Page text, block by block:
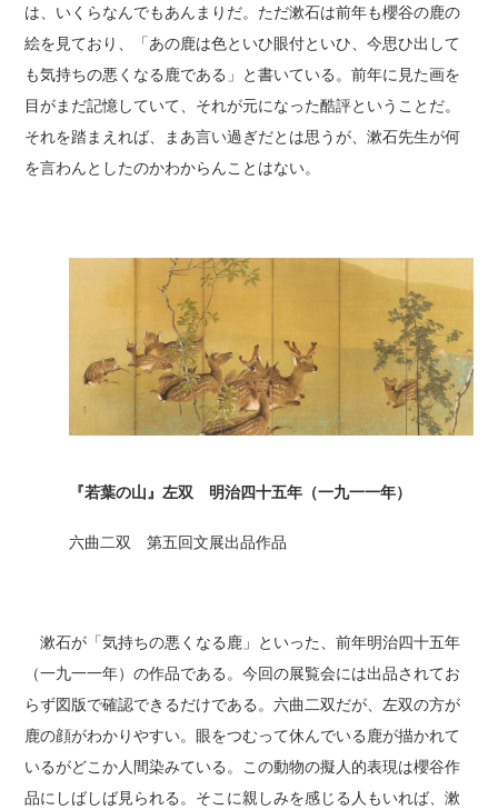
は、いくらなんでもあんまりだ。ただ漱石は前年も櫻谷の鹿の
絵を見ており、「あの鹿は色といひ眼付といひ、今思ひ出して
も気持ちの悪くなる鹿である」と書いている。前年に見た画を
目がまだ記憶していて、それが元になった酷評ということだ。
それを踏まえれば、まあ言い過ぎだとは思うが、漱石先生が何
を言わんとしたのかわからんことはない。
『若葉の山』左双 明治四十五年（一九一一年）
六曲二双 第五回文展出品作品
漱石が「気持ちの悪くなる鹿」といった、前年明治四十五年
（一九一一年）の作品である。今回の展覧会には出品されてお
らず図版で確認できるだけである。六曲二双だが、左双の方が
鹿の顔がわかりやすい。眼をつむって休んでいる鹿が描かれて
いるがどこか人間染みている。この動物の擬人的表現は櫻谷作
品にしばしば見られる。そこに親しみを感じる人もいれば、漱